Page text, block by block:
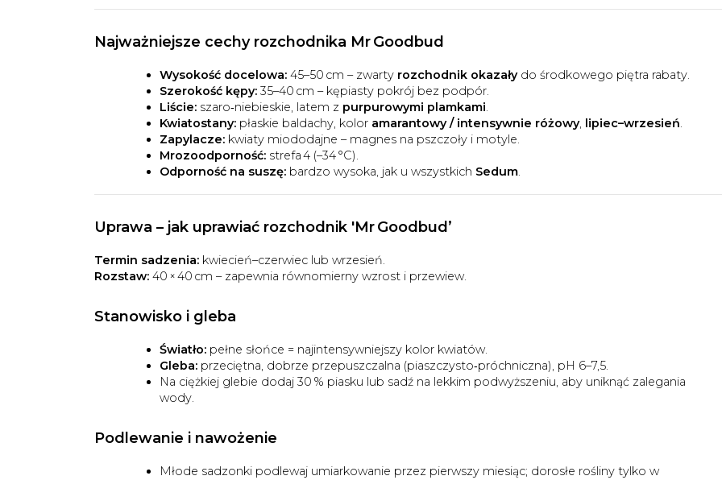
Najważniejsze cechyrozchodnika Mr Goodbud
Wysokość docelowa: 45–50 cm – zwarty rozchodnik okazałydo środkowego piętra rabaty.
Szerokość kępy: 35–40 cm – kępiasty pokrój bez podpór.
Liście: szaro‑niebieskie, latem z purpurowymi plamkami.
Kwiatostany: płaskie baldachy, kolor amarantowy / intensywnie różowy, lipiec–wrzesień.
Zapylacze: kwiaty miododajne – magnes na pszczoły i motyle.
Mrozoodporność: strefa 4 (–34 °C).
Odporność na suszę: bardzo wysoka, jak u wszystkich Sedum.
Uprawa – jak uprawiać rozchodnik 'Mr Goodbud’
Termin sadzenia: kwiecień–czerwiec lub wrzesień.
Rozstaw: 40 × 40 cm – zapewnia równomierny wzrost i przewiew.
Stanowisko i gleba
Światło: pełne słońce = najintensywniejszy kolor kwiatów.
Gleba: przeciętna, dobrze przepuszczalna (piaszczysto‑próchniczna), pH 6–7,5.
Na ciężkiej glebie dodaj 30 % piasku lub sadź na lekkim podwyższeniu, aby uniknąć zalegania
wody.
Podlewanie i nawożenie
Młode sadzonki podlewaj umiarkowanie przez pierwszy miesiąc; dorosłe rośliny tylko w